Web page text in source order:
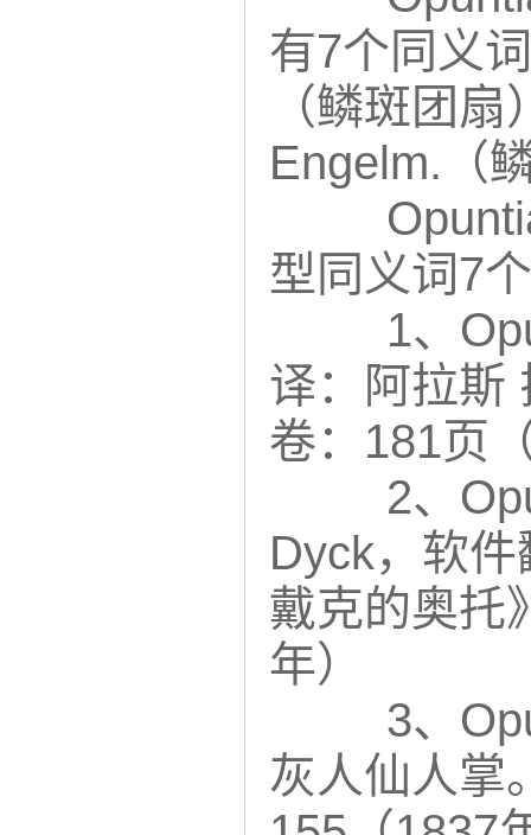
有7个同义
（鳞斑团
Engelm.（
型同义词7
1、
译：阿拉斯
卷：181页
2、
Dyck，软
戴克的奥托
年）
3、
灰人仙人掌